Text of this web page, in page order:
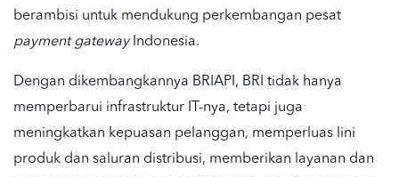
berambisi untuk mendukung perkembangan pesat
payment gatewayIndonesia.
Dengan dikembangkannya BRIAPI, BRI tidak hanya
memperbarui infrastruktur IT-nya, tetapi juga
meningkatkan kepuasan pelanggan, memperluas lini
produk dan saluran distribusi, memberikan layanan dan